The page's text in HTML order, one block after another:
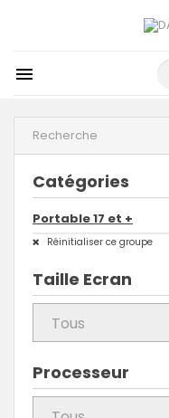

Recherche
Catégories
Portable 17 et +
Réinitialiser ce groupe
Taille Ecran
Processeur